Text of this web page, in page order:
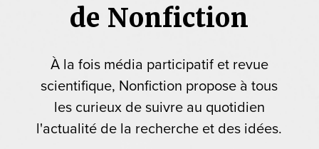
de Nonfiction
À la fois média participatif et revue
scientifique, Nonfiction propose à tous
les curieux de suivre au quotidien
l'actualité de la recherche et des idées.